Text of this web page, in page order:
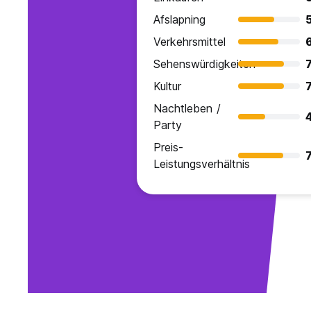
Afslapning
Verkehrsmittel
Sehenswürdigkeiten
Kultur
Nachtleben /
Party
Preis-
Leistungsverhältnis